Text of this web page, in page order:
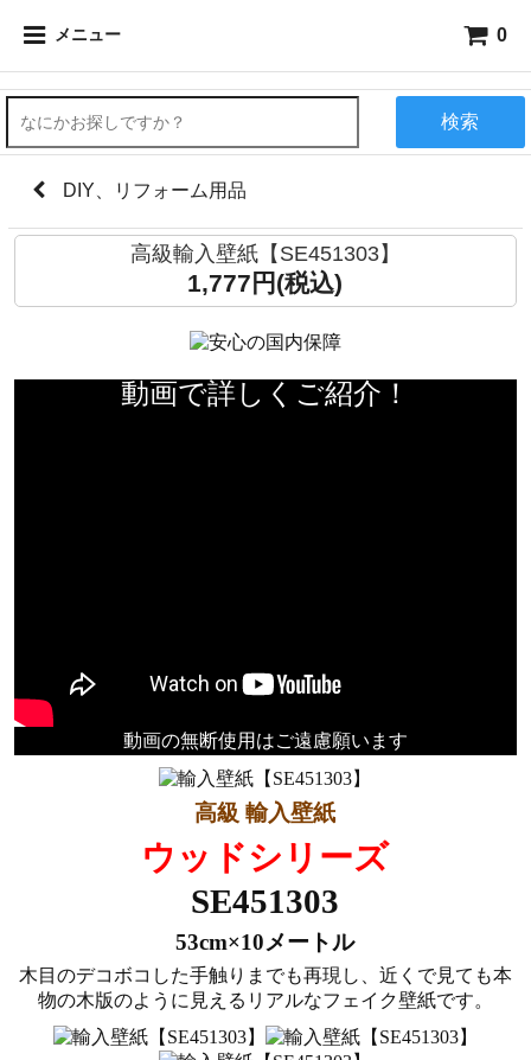
メニュー 0
検索
DIY、リフォーム用品
高級輸入壁紙【SE451303】
1,777円(税込)
動画で詳しくご紹介！
動画の無断使用はご遠慮願います
高級 輸入壁紙
ウッドシリーズ
SE451303
53cm×10メートル
木目のデコボコした手触りまでも再現し、近くで見ても本
物の木版のように見えるリアルなフェイク壁紙です。